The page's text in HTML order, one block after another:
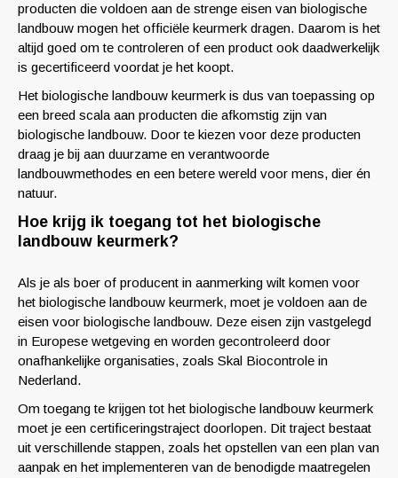
producten die voldoen aan de strenge eisen van biologische
landbouw mogen het officiële keurmerk dragen. Daarom is het
altijd goed om te controleren of een product ook daadwerkelijk
is gecertificeerd voordat je het koopt.
Het biologische landbouw keurmerk is dus van toepassing op
een breed scala aan producten die afkomstig zijn van
biologische landbouw. Door te kiezen voor deze producten
draag je bij aan duurzame en verantwoorde
landbouwmethodes en een betere wereld voor mens, dier én
natuur.
Hoe krijg ik toegang tot het biologische
landbouw keurmerk?
Als je als boer of producent in aanmerking wilt komen voor
het biologische landbouw keurmerk, moet je voldoen aan de
eisen voor biologische landbouw. Deze eisen zijn vastgelegd
in Europese wetgeving en worden gecontroleerd door
onafhankelijke organisaties, zoals Skal Biocontrole in
Nederland.
Om toegang te krijgen tot het biologische landbouw keurmerk
moet je een certificeringstraject doorlopen. Dit traject bestaat
uit verschillende stappen, zoals het opstellen van een plan van
aanpak en het implementeren van de benodigde maatregelen